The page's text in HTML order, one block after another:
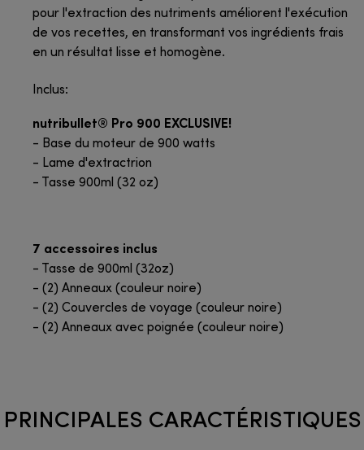
pour l'extraction des nutriments améliorent l'exécution
de vos recettes, en transformant vos ingrédients frais
en un résultat lisse et homogène.
Inclus:
nutribullet® Pro 900 EXCLUSIVE!
- Base du moteur de 900 watts
- Lame d'extractrion
- Tasse 900ml (32 oz)
7 accessoires inclus
- Tasse de 900ml (32oz)
- (2) Anneaux (couleur noire)
- (2) Couvercles de voyage (couleur noire)
- (2) Anneaux avec poignée (couleur noire)
PRINCIPALES CARACTÉRISTIQUES